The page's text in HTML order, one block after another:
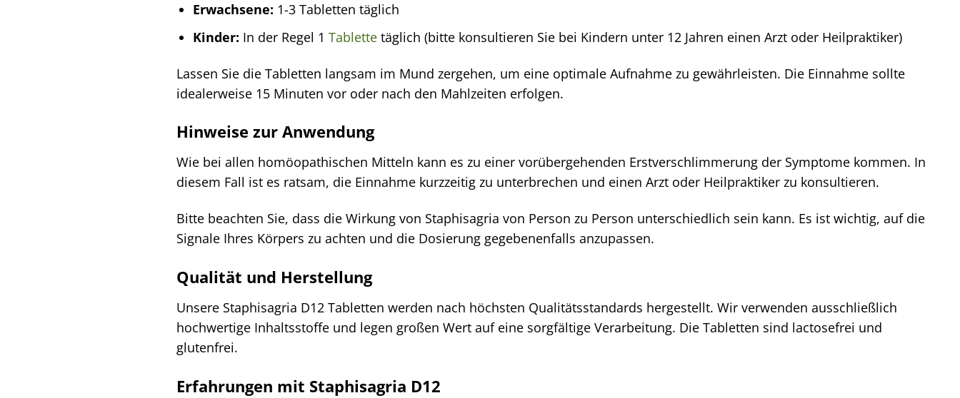
Erwachsene: 1-3 Tabletten täglich
Kinder: In der Regel 1 Tablettetäglich (bitte konsultieren Sie bei Kindern unter 12 Jahren einen Arzt oder Heilpraktiker)
Lassen Sie die Tabletten langsam im Mund zergehen, um eine optimale Aufnahme zu gewährleisten. Die Einnahme sollte
idealerweise 15 Minuten vor oder nach den Mahlzeiten erfolgen.
Hinweise zur Anwendung
Wie bei allen homöopathischen Mitteln kann es zu einer vorübergehenden Erstverschlimmerung der Symptome kommen. In
diesem Fall ist es ratsam, die Einnahme kurzzeitig zu unterbrechen und einen Arzt oder Heilpraktiker zu konsultieren.
Bitte beachten Sie, dass die Wirkung von Staphisagria von Person zu Person unterschiedlich sein kann. Es ist wichtig, auf die
Signale Ihres Körpers zu achten und die Dosierung gegebenenfalls anzupassen.
Qualität und Herstellung
Unsere Staphisagria D12 Tabletten werden nach höchsten Qualitätsstandards hergestellt. Wir verwenden ausschließlich
hochwertige Inhaltsstoffe und legen großen Wert auf eine sorgfältige Verarbeitung. Die Tabletten sind lactosefrei und
glutenfrei.
Erfahrungen mit Staphisagria D12